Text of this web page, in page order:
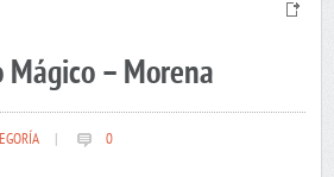
Mágico – Morena
0